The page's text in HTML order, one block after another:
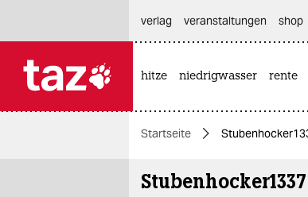
themen
politik
verlag
veranstaltungen shop
hitze niedrigwasser rente
Startseite
Stubenhocker1337